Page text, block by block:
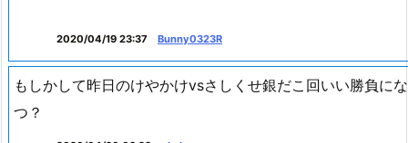
2020/04/19 23:37 Bunny0323R
もしかして昨日のけやかけvsさしくせ銀だこ回いい勝負に
つ？